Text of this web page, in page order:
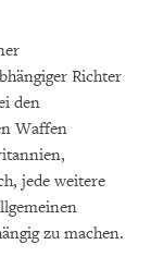
Richter
den
Waffen
jede weitere
zu machen.